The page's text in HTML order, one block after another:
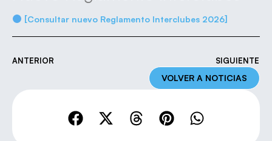
[Consultar nuevo Reglamento Interclubes 2026]
ANTERIOR SIGUIENTE
VOLVER A NOTICIAS